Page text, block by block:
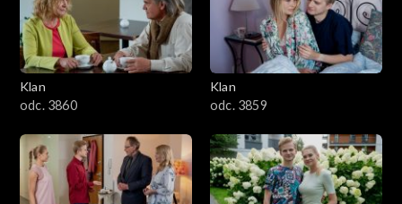
Klan
odc. 3860
Klan
odc. 3859